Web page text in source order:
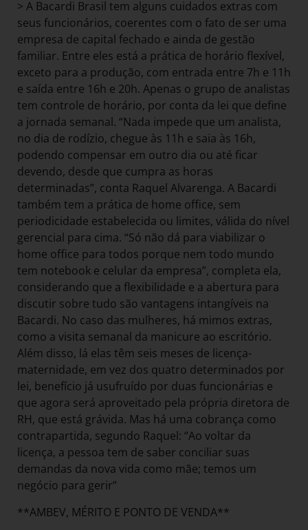
> A Bacardi Brasil tem alguns cuidados extras com
seus funcionários, coerentes com o fato de ser uma
empresa de capital fechado e ainda de gestão
familiar. Entre eles está a prática de horário flexível,
exceto para a produção, com entrada entre 7h e 11h
e saída entre 16h e 20h. Apenas o grupo de analistas
tem controle de horário, por conta da lei que define
a jornada semanal. “Nada impede que um analista,
no dia de rodízio, chegue às 11h e saia às 16h,
podendo compensar em outro dia ou até ficar
devendo, desde que cumpra as horas
determinadas”, conta Raquel Alvarenga. A Bacardi
também tem a prática de home office, sem
periodicidade estabelecida ou limites, válida do nível
gerencial para cima. “Só não dá para viabilizar o
home office para todos porque nem todo mundo
tem notebook e celular da empresa”, completa ela,
considerando que a flexibilidade e a abertura para
discutir sobre tudo são vantagens intangíveis na
Bacardi. No caso das mulheres, há mimos extras,
como a visita semanal da manicure ao escritório.
Além disso, lá elas têm seis meses de licença-
maternidade, em vez dos quatro determinados por
lei, benefício já usufruído por duas funcionárias e
que agora será aproveitado pela própria diretora de
RH, que está grávida. Mas há uma cobrança como
contrapartida, segundo Raquel: “Ao voltar da
licença, a pessoa tem de saber conciliar suas
demandas da nova vida como mãe; temos um
negócio para gerir”
**AMBEV, MÉRITO E PONTO DE VENDA**